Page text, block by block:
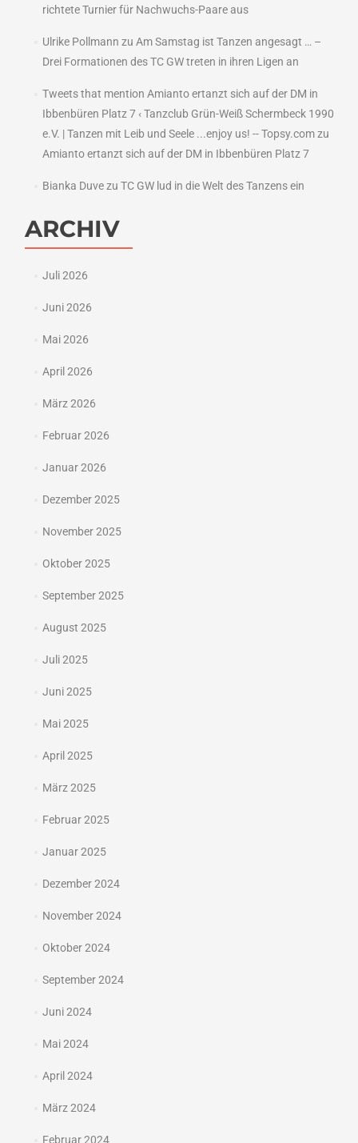
richtete Turnier für Nachwuchs-Paare aus
Ulrike Pollmann zu Am Samstag ist Tanzen angesagt … –
Drei Formationen des TC GW treten in ihren Ligen an
Tweets that mention Amianto ertanzt sich auf der DM in
Ibbenbüren Platz 7 ‹ Tanzclub Grün-Weiß Schermbeck 1990
e.V. | Tanzen mit Leib und Seele ...enjoy us! -- Topsy.comzu
Amianto ertanzt sich auf der DM in Ibbenbüren Platz 7
Bianka Duvezu TC GW lud in die Welt des Tanzens ein
ARCHIV
Juli 2026
Juni 2026
Mai 2026
April 2026
März 2026
Februar 2026
Januar 2026
Dezember 2025
November 2025
Oktober 2025
September 2025
August 2025
Juli 2025
Juni 2025
Mai 2025
April 2025
März 2025
Februar 2025
Januar 2025
Dezember 2024
November 2024
Oktober 2024
September 2024
Juni 2024
Mai 2024
April 2024
März 2024
Februar 2024